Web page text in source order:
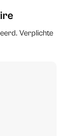
Verplichte